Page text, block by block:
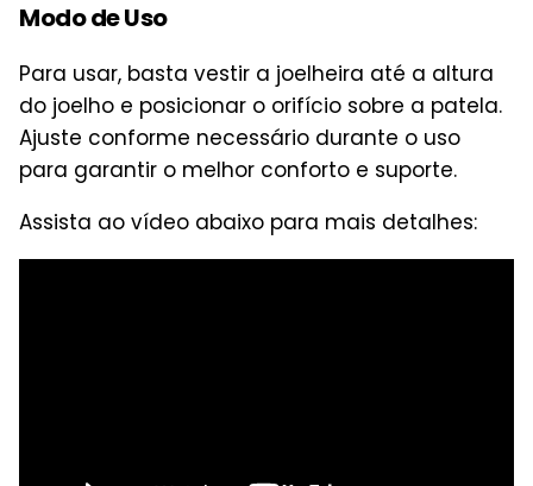
Modo de Uso
Para usar, basta vestir a joelheira até a altura
do joelho e posicionar o orifício sobre a patela.
Ajuste conforme necessário durante o uso
para garantir o melhor conforto e suporte.
Assista ao vídeo abaixo para mais detalhes: